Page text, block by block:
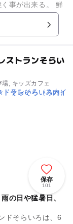
事が出来る。 鮮
キューで味わう
ストランそらい
場, キッズカフェ
保存
101
の日や猛暑日、
ドそらいろは、6